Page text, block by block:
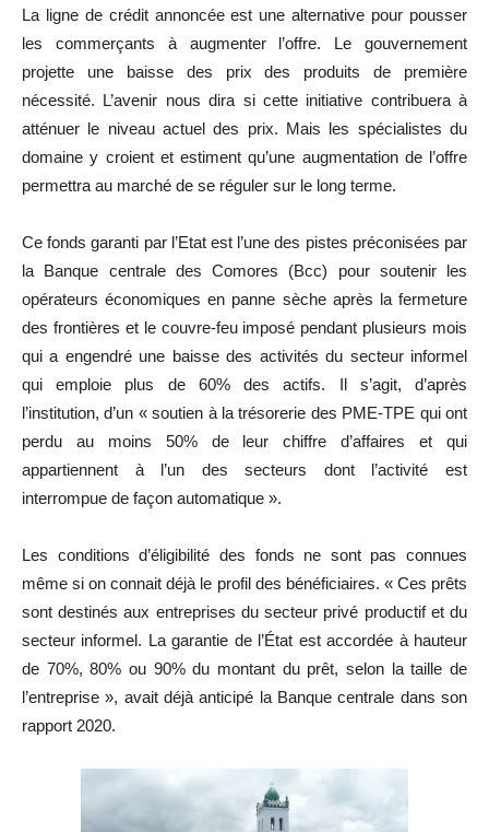
La ligne de crédit annoncée est une alternative pour pousser
les commerçants à augmenter l’offre. Le gouvernement
projette une baisse des prix des produits de première
nécessité. L’avenir nous dira si cette initiative contribuera à
atténuer le niveau actuel des prix. Mais les spécialistes du
domaine y croient et estiment qu’une augmentation de l’offre
permettra au marché de se réguler sur le long terme.
Ce fonds garanti par l’Etat est l’une des pistes préconisées par
la Banque centrale des Comores (Bcc) pour soutenir les
opérateurs économiques en panne sèche après la fermeture
des frontières et le couvre-feu imposé pendant plusieurs mois
qui a engendré une baisse des activités du secteur informel
qui emploie plus de 60% des actifs. Il s’agit, d’après
l’institution, d’un « soutien à la trésorerie des PME-TPE qui ont
perdu au moins 50% de leur chiffre d’affaires et qui
appartiennent à l’un des secteurs dont l’activité est
interrompue de façon automatique ».
Les conditions d’éligibilité des fonds ne sont pas connues
même si on connait déjà le profil des bénéficiaires. « Ces prêts
sont destinés aux entreprises du secteur privé productif et du
secteur informel. La garantie de l’État est accordée à hauteur
de 70%, 80% ou 90% du montant du prêt, selon la taille de
l’entreprise », avait déjà anticipé la Banque centrale dans son
rapport 2020.